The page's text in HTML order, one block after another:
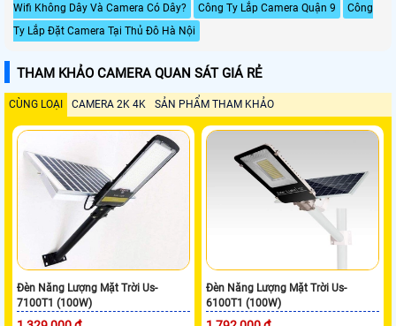
Wifi Không Dây Và Camera Có Dây?
Công Ty Lắp Camera Quận 9
Công
Ty Lắp Đặt Camera Tại Thủ Đô Hà Nội
THAM KHẢO CAMERA QUAN SÁT GIÁ RẺ
CÙNG LOẠI CAMERA 2K 4K SẢN PHẨM THAM KHẢO
Đèn Năng Lượng Mặt Trời Us-
7100T1 (100W)
Đèn Năng Lượng Mặt Trời Us-
6100T1 (100W)